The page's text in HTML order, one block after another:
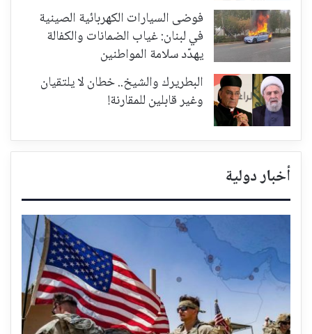
فوضى السيارات الكهربائية الصينية
في لبنان: غياب الضمانات والكفالة
يهدّد سلامة المواطنين
البطريرك والشيخ.. خطان لا يلتقيان
وغير قابلين للمقارنة!
أخبار دولية